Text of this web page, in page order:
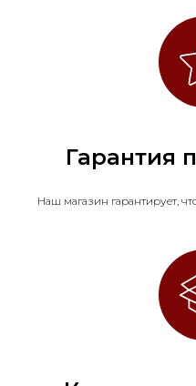
Гарантия
Наш магазин гарантирует,